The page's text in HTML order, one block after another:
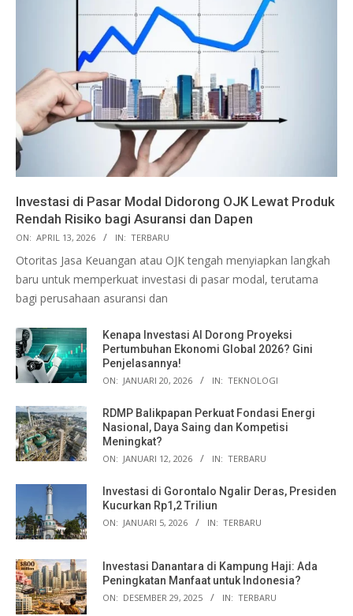
Investasi di Pasar Modal Didorong OJK Lewat Produk
Rendah Risiko bagi Asuransi dan Dapen
ON: APRIL 13, 2026 IN: TERBARU
Otoritas Jasa Keuangan atau OJK tengah menyiapkan langkah
baru untuk memperkuat investasi di pasar modal, terutama
bagi perusahaan asuransi dan
Kenapa Investasi AI Dorong Proyeksi
Pertumbuhan Ekonomi Global 2026? Gini
Penjelasannya!
ON: JANUARI 20, 2026 IN: TEKNOLOGI
RDMP Balikpapan Perkuat Fondasi Energi
Nasional, Daya Saing dan Kompetisi
Meningkat?
ON: JANUARI 12, 2026 IN: TERBARU
Investasi di Gorontalo Ngalir Deras, Presiden
Kucurkan Rp1,2 Triliun
ON: JANUARI 5, 2026 IN: TERBARU
Investasi Danantara di Kampung Haji: Ada
Peningkatan Manfaat untuk Indonesia?
ON: DESEMBER 29, 2025 IN: TERBARU